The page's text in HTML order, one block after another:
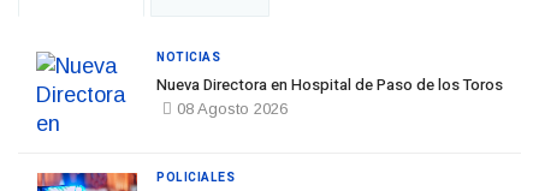
Nueva Directora en Hospital de Paso de los Toros
08 Agosto 2026
NOTICIAS
POLICIALES